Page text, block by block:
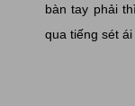
bàn tay phải
qua tiếng sét ái